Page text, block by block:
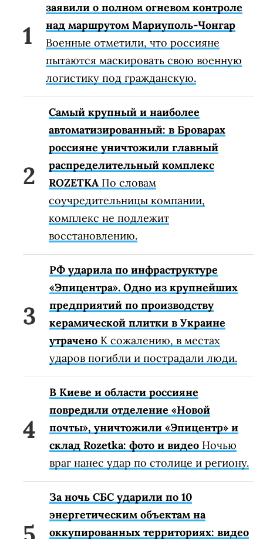
заявили о полном огневом контроле
над маршрутом Мариуполь-Чонгар
Военные отметили, что россияне
пытаются маскировать свою военную
логистику под гражданскую.
Самый крупный и наиболее
автоматизированный: в Броварах
россияне уничтожили главный
распределительный комплекс
ROZETKA По словам
соучредительницы компании,
комплекс не подлежит
восстановлению.
РФ ударила по инфраструктуре
«Эпицентра». Одно из крупнейших
предприятий по производству
керамической плитки в Украине
утрачено К сожалению, в местах
ударов погибли и пострадали люди.
В Киеве и области россияне
повредили отделение «Новой
почты», уничтожили «Эпицентр» и
склад Rozetka: фото и видео Ночью
враг нанес удар по столице и региону.
За ночь СБС ударили по 10
энергетическим объектам на
оккупированных территориях: видео